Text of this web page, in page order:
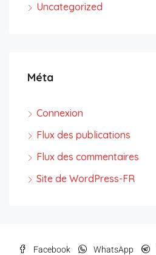
Uncategorized
Méta
Connexion
Flux des publications
Flux des commentaires
Site de WordPress-FR
Facebook WhatsApp